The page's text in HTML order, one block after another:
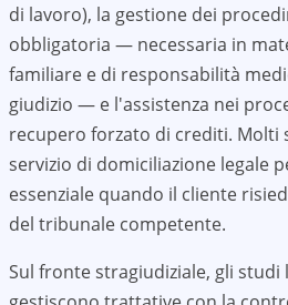
di lavoro), la gestione dei
obbligatoria — necessaria in
familiare e di responsabilità
giudizio — e l'assistenza nei
recupero forzato di crediti.
servizio di domiciliazione legale
essenziale quando il cliente
del tribunale competente.
Sul fronte stragiudiziale, gli studi